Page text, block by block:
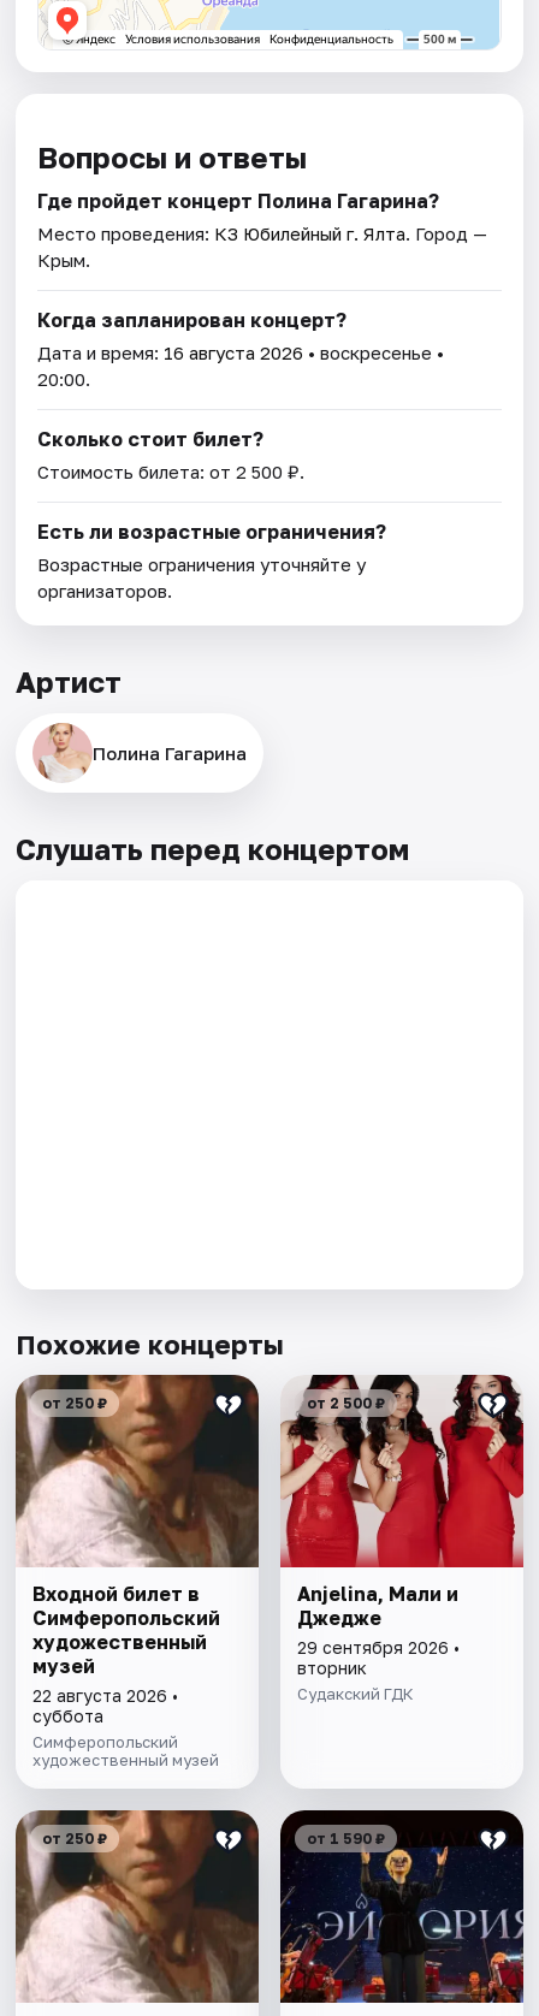
Вопросы и ответы
Где пройдет концерт Полина Гагарина?
Место проведения: КЗ Юбилейный г. Ялта. Город —
Крым.
Когда запланирован концерт?
Дата и время: 16 августа 2026 • воскресенье •
20:00.
Сколько стоит билет?
Стоимость билета: от 2 500 ₽.
Есть ли возрастные ограничения?
Возрастные ограничения уточняйте у
организаторов.
Артист
Полина Гагарина
Слушать перед концертом
Похожие концерты
от 250 ₽
Входной билет в
Симферопольский
художественный
музей
22 августа 2026 •
суббота
Симферопольский
художественный музей
от 2 500 ₽
Anjelina, Мали и
Джедже
29 сентября 2026 •
вторник
Судакский ГДК
от 250 ₽ от 1 590 ₽